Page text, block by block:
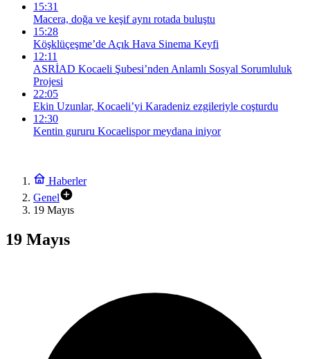
15:31
Macera, doğa ve keşif aynı rotada buluştu
15:28
Köşklüçeşme’de Açık Hava Sinema Keyfi
12:11
ASRİAD Kocaeli Şubesi’nden Anlamlı Sosyal Sorumluluk
Projesi
22:05
Ekin Uzunlar, Kocaeli’yi Karadeniz ezgileriyle coşturdu
12:30
Kentin gururu Kocaelispor meydana iniyor
Haberler
Genel
19 Mayıs
19 Mayıs